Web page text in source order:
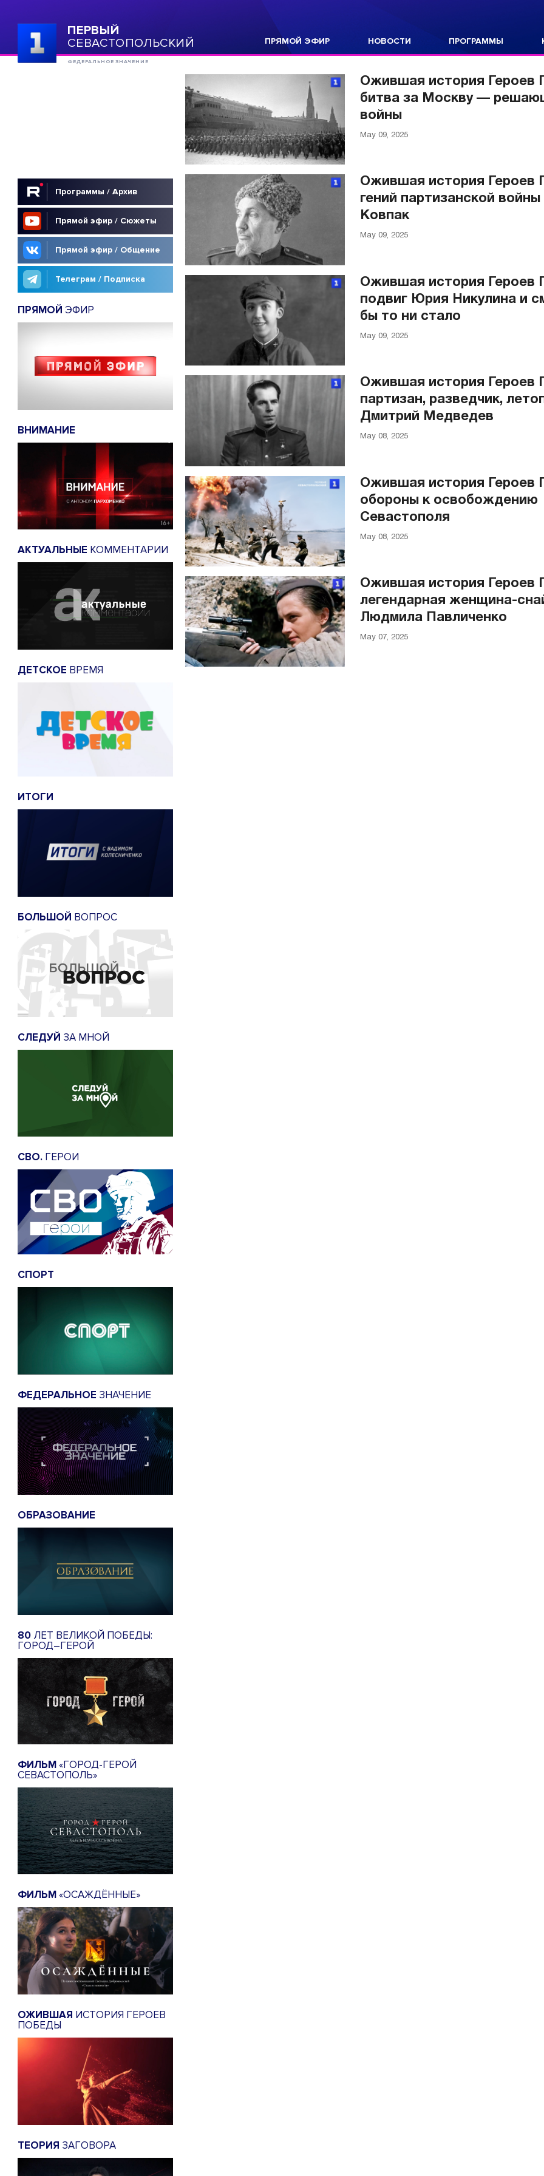
ПЕРВЫЙ
СЕВАСТОПОЛЬСКИЙ
ФЕДЕРАЛЬНОЕ ЗНАЧЕНИЕ
ПРЯМОЙ ЭФИР НОВОСТИ ПРОГРАММЫ
Программы / Архив
Прямой эфир / Сюжеты
Прямой эфир / Общение
Телеграм / Подписка
ПРЯМОЙ ЭФИР
ВНИМАНИЕ
АКТУАЛЬНЫЕ КОММЕНТАРИИ
ДЕТСКОЕ ВРЕМЯ
ИТОГИ
БОЛЬШОЙ ВОПРОС
СЛЕДУЙ ЗА МНОЙ
СВО. ГЕРОИ
СПОРТ
ФЕДЕРАЛЬНОЕ ЗНАЧЕНИЕ
ОБРАЗОВАНИЕ
80 ЛЕТ ВЕЛИКОЙ ПОБЕДЫ:
ГОРОД–ГЕРОЙ
ФИЛЬМ«ГОРОД-ГЕРОЙ
СЕВАСТОПОЛЬ»
ФИЛЬМ«ОСАЖДЁННЫЕ»
ОЖИВШАЯ ИСТОРИЯ ГЕРОЕВ
ПОБЕДЫ
ТЕОРИЯ ЗАГОВОРА
Ожившая история Героев
битва за Москву —
войны
May 09, 2025
Ожившая история Героев
гений партизанской
Ковпак
May 09, 2025
Ожившая история Героев
подвиг Юрия Никулина и
бы то ни стало
May 09, 2025
Ожившая история Героев
партизан, разведчик,
Дмитрий Медведев
May 08, 2025
Ожившая история Героев
обороны к освобождению
Севастополя
May 08, 2025
Ожившая история Героев
легендарная женщина-
Людмила Павличенко
May 07, 2025